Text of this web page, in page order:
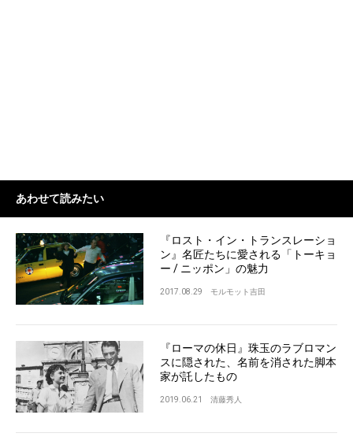
あわせて読みたい
『ロスト・イン・トランスレーショ
ン』名匠たちに愛される「トーキョ
ー / ニッポン」の魅力
2017.08.29 モルモット吉田
『ローマの休日』珠玉のラブロマン
スに隠された、名前を消された脚本
家が託したもの
2019.06.21 清藤秀人